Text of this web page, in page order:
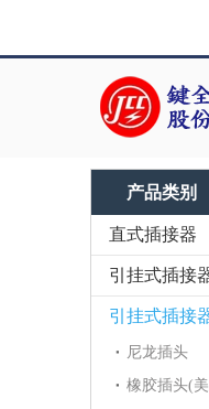
产品类别
直式插接器
引挂式插接
引挂式插接
尼龙插头
橡胶插头(